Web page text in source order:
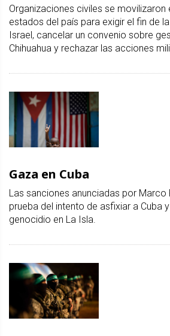
Organizaciones civiles se movilizaron
estados del país para exigir el fin de
Israel, cancelar un convenio sobre
Chihuahua y rechazar las acciones
Gaza en Cuba
Las sanciones anunciadas por Marco
prueba del intento de asfixiar a Cuba
genocidio en La Isla.